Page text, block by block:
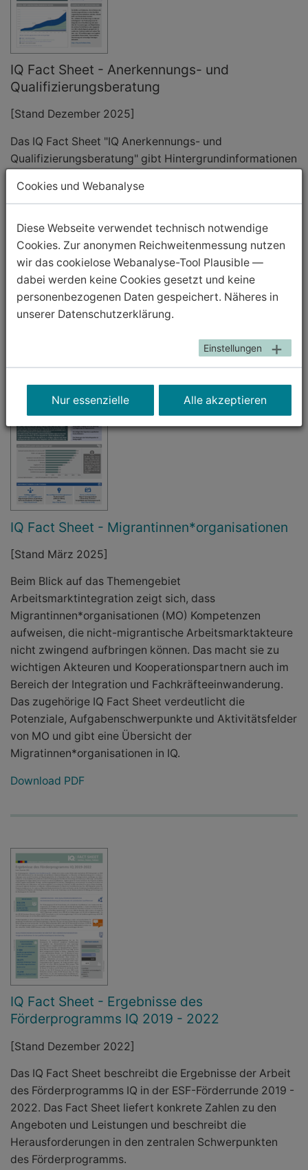
IQ Fact Sheet - Anerkennungs- und
Qualifizierungsberatung
[Stand Dezember 2025]
Das IQ Fact Sheet "IQ Anerkennungs- und
Qualifizierungsberatung" gibt Hintergrundinformationen
den Antragstellungen zur Anerkennung bis zur
Mittelpunkt stehen die Angebote der 60 IQ
Beratungsstellen, die Ratsuchende bundesweit bei der
Anerkennung ihrer ausländischen Abschlüsse
unterstützen.
Download PDF
IQ Fact Sheet - Migrantinnen*organisationen
[Stand März 2025]
Beim Blick auf das Themengebiet
Arbeitsmarktintegration zeigt sich, dass
Migrantinnen*organisationen (MO) Kompetenzen
aufweisen, die nicht-migrantische Arbeitsmarktakteure
nicht zwingend aufbringen können. Das macht sie zu
wichtigen Akteuren und Kooperationspartnern auch im
Bereich der Integration und Fachkräfteeinwanderung.
Das zugehörige IQ Fact Sheet verdeutlicht die
Potenziale, Aufgabenschwerpunkte und Aktivitätsfelder
von MO und gibt eine Übersicht der
Migratinnen*organisationen in IQ.
Download PDF
IQ Fact Sheet - Ergebnisse des
Förderprogramms IQ 2019 - 2022
[Stand Dezember 2022]
Das IQ Fact Sheet beschreibt die Ergebnisse der Arbeit
des Förderprogramms IQ in der ESF-Förderrunde 2019 -
2022. Das Fact Sheet liefert konkrete Zahlen zu den
Angeboten und Leistungen und beschreibt die
Herausforderungen in den zentralen Schwerpunkten
des Förderprogramms.
Cookies und Webanalyse
Diese Webseite verwendet technisch notwendige
Cookies. Zur anonymen Reichweitenmessung nutzen
wir das cookielose Webanalyse-Tool Plausible —
dabei werden keine Cookies gesetzt und keine
personenbezogenen Daten gespeichert. Näheres in
unserer Datenschutzerklärung.
Einstellungen
Nur essenzielle Alle akzeptieren